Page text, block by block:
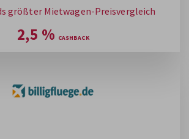
größter Mietwagen-Preisvergleich
2,5 %